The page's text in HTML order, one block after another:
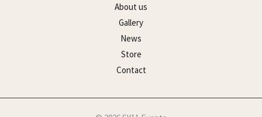
About us
Gallery
News
Store
Contact